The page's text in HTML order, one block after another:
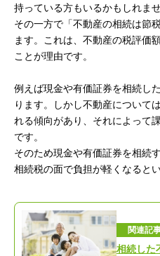
持っている方もいるかもしれませ
その一方で「不動産の相続は節
ます。これは、不動産の税評価
ことが理由です。
例えば現金や有価証券を相続し
ります。しかし不動産について
れる傾向があり、それによって
です。
そのため現金や有価証券を相続
相続税の面で負担が軽くなると
関連記
相続した